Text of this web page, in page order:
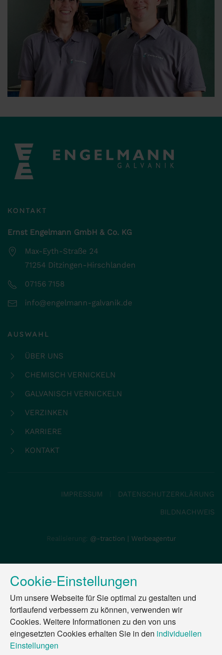
KONTAKT
Ernst Engelmann GmbH & Co. KG
Max-Eyth-Straße 24
71254 Ditzingen-Hirschlanden
07156 7158
info@engelmann-galvanik.de
AUSWAHL
ÜBER UNS
CHEMISCH VERNICKELN
GALVANISCH VERNICKELN
VERZINKEN
KARRIERE
KONTAKT
IMPRESSUM
DATENSCHUTZERKLÄRUNG
BILDNACHWEIS
Realisierung: @-traction | Werbeagentur
Cookie-Einstellungen
Um unsere Webseite für Sie optimal zu gestalten und
fortlaufend verbessern zu können, verwenden wir
Cookies. Weitere Informationen zu den von uns
eingesetzten Cookies erhalten Sie in den individuellen
Einstellungen